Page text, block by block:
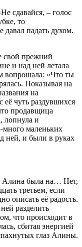
сдавайся, – голос
то
падать духом.
свой прежний
и над ней летала
вопрошала: «Что ты
Показывая на
на
её чуть раздувшихся
продавщица
лопнула и
много маленьких
ней, и были в руках
Алина была на… Нет,
третьем, если
описать её радость.
разделить
что происходит в
сбитая энергией
глаз Алины.